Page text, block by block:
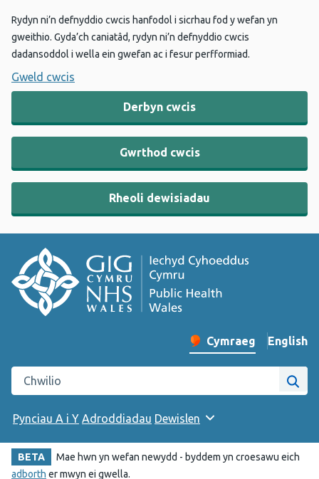
Rydyn ni’n defnyddio cwcis hanfodol i sicrhau fod y wefan yn
gweithio. Gyda’ch caniatâd, rydyn ni’n defnyddio cwcis
dadansoddol i wella ein gwefan ac i fesur perfformiad.
Gweld cwcis
Derbyn cwcis
Gwrthod cwcis
Rheoli dewisiadau
Newid iaith y wefan
Cymraeg English
–
Chwilio gwefan Iechyd Cyhoeddus Cymru
Pynciau A i Y Adroddiadau Dewislen
BETA
Mae hwn yn wefan newydd - byddem yn croesawu eich
adborth er mwyn ei gwella.